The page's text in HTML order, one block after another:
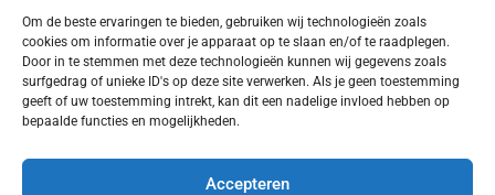
Om de beste ervaringen te bieden, gebruiken wij technologieën zoals
cookies om informatie over je apparaat op te slaan en/of te raadplegen.
Door in te stemmen met deze technologieën kunnen wij gegevens zoals
surfgedrag of unieke ID's op deze site verwerken. Als je geen toestemming
geeft of uw toestemming intrekt, kan dit een nadelige invloed hebben op
bepaalde functies en mogelijkheden.
Accepteren
Wij van FranekerActueel.nl verzorgen het nieuws
in de Gemeente Waadhoeke. Met als hoofdplaats